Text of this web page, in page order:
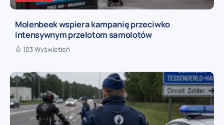
Molenbeek wspiera kampanię przeciwko
intensywnym przelotom samolotów
103 Wyświetleń